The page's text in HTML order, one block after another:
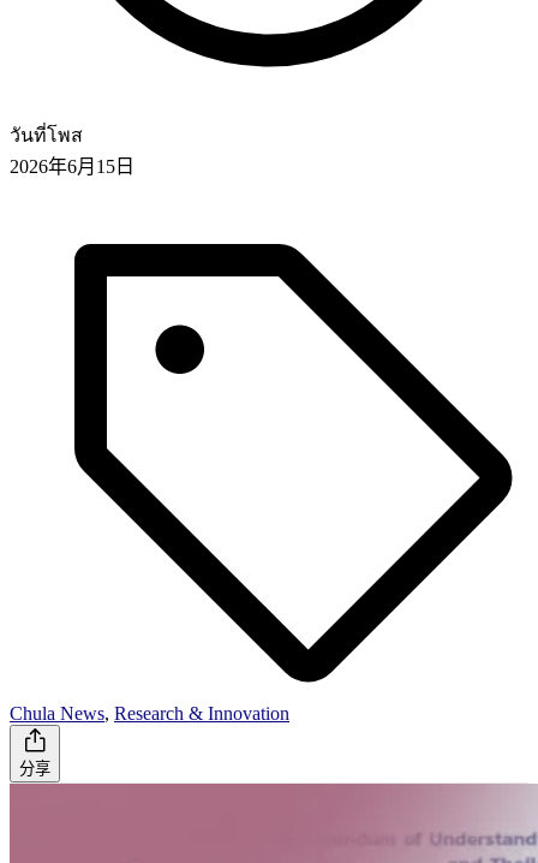
วันที่โพส
2026年6月15日
Chula News, Research & Innovation
分享